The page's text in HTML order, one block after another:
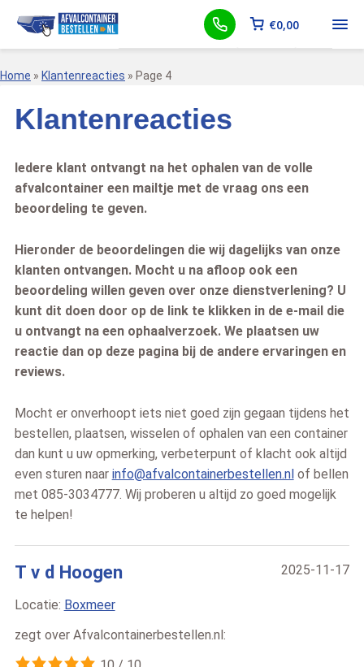
€0,00
Home » Klantenreacties » Page 4
Klantenreacties
Iedere klant ontvangt na het ophalen van de volle
afvalcontainer een mailtje met de vraag ons een
beoordeling te geven.
Hieronder de beoordelingen die wij dagelijks van onze
klanten ontvangen. Mocht u na afloop ook een
beoordeling willen geven over onze dienstverlening? U
kunt dit doen door op de link te klikken in de e-mail die
u ontvangt na een ophaalverzoek. We plaatsen uw
reactie dan op deze pagina bij de andere ervaringen en
reviews.
Mocht er onverhoopt iets niet goed zijn gegaan tijdens het
bestellen, plaatsen, wisselen of ophalen van een container
dan kunt u uw opmerking, verbeterpunt of klacht ook altijd
even sturen naar info@afvalcontainerbestellen.nlof bellen
met 085-3034777. Wij proberen u altijd zo goed mogelijk
te helpen!
2025-11-17
T v d Hoogen
Locatie: Boxmeer
zegt over Afvalcontainerbestellen.nl :